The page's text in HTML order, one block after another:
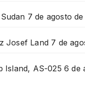
7 de agosto
Josef Land 7 de
Island, AS-025 6 de